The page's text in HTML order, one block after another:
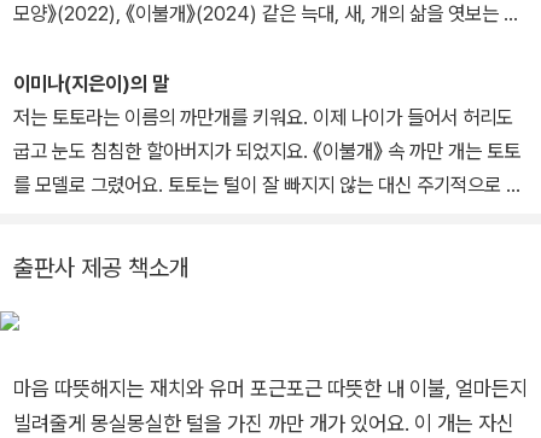
모양》(2022), 《이불개》(2024) 같은 늑대, 새, 개의 삶을 엿보는 책
께 사는 착하고 겁많은 고양이가 보여준 것들을 되새기면서 세상 모
든 고양이-그들만의 삶 한 조각 한 조각을 떠올려 보았다.
이미나(지은이)의 말
저는 토토라는 이름의 까만개를 키워요. 이제 나이가 들어서 허리도
굽고 눈도 침침한 할아버지가 되었지요. 《이불개》 속 까만 개는 토토
를 모델로 그렸어요. 토토는 털이 잘 빠지지 않는 대신 주기적으로 털
미안했어요. 뜨거운 한여름에도 털을 깎은 토토는 이불 속에 파고들
어 곤한 잠을 잤습니다.
털이 밀려 버린 이불개처럼 삶에 찾아오는 갑작스러운 한파에 누군가
면 사라지지 않고 이곳에서 저곳으로, 우리가 사는 이 땅에서 지구 어
딘가로 바람처럼 움직일 거라는 믿음으로 이 그림책을 만들었습니다.
출판사 제공 책소개
마음 따뜻해지는 재치와 유머 포근포근 따뜻한 내 이불, 얼마든지
빌려줄게 몽실몽실한 털을 가진 까만 개가 있어요. 이 개는 자신